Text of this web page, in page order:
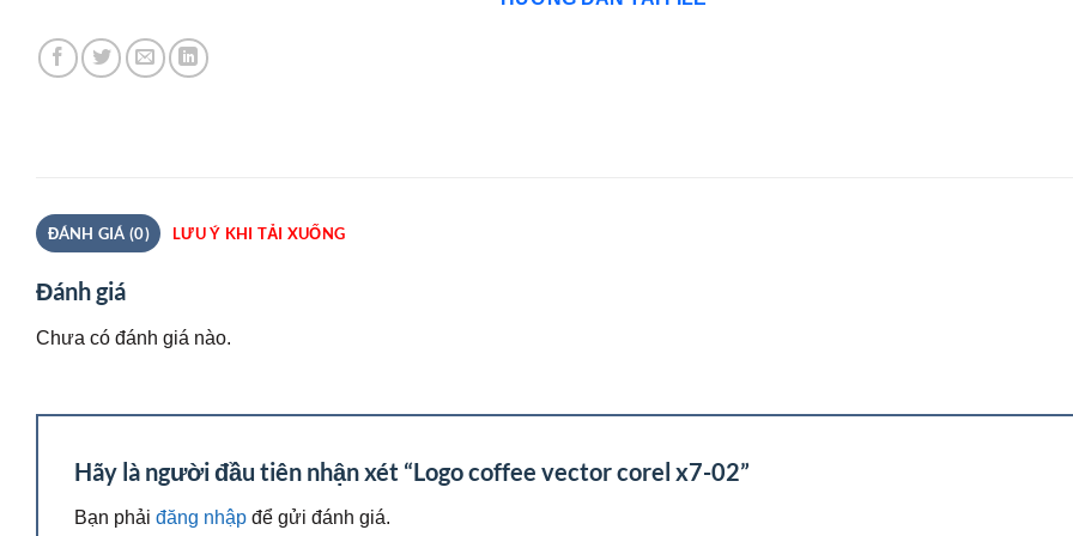
ĐÁNH GIÁ (0) LƯU Ý KHI TẢI XUỐNG
Đánh giá
Chưa có đánh giá nào.
Hãy là người đầu tiên nhận xét “Logo coffee vector corel x7-02”
Bạn phải đăng nhập để gửi đánh giá.